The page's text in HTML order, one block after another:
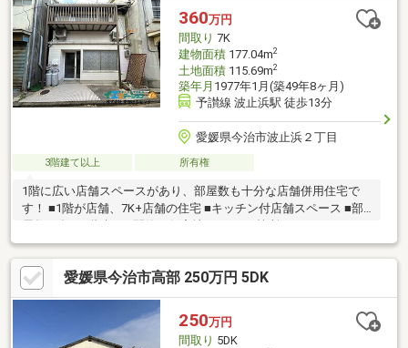
360万円
間取り 7K
建物面積177.04m2
土地面積115.69m2
築年月 1977年1月(築49年8ヶ月)
予讃線 波止浜駅 徒歩13分
愛媛県今治市波止浜２丁目
3階建て以上 所有権
1階に広い店舗スペースがあり、部屋数も十分な店舗併用住宅で
す！ ■1階が店舗、7K+店舗の住宅 ■キッチン付店舗スペース ■部
愛媛県今治市高部 250万円 5DK
250万円
間取り 5DK